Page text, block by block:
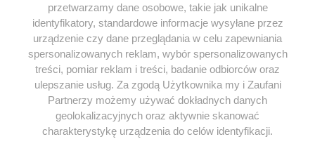
SPOŁECZNOŚĆ
WSPÓŁPRACA
KONTAKT
ODWIEDŹ RÓWNIEŻ:
przetwarzamy dane osobowe, takie jak unikalne
identyfikatory, standardowe informacje wysyłane przez
urządzenie czy dane przeglądania w celu zapewniania
spersonalizowanych reklam, wybór spersonalizowanych
treści, pomiar reklam i treści, badanie odbiorców oraz
ulepszanie usług. Za zgodą Użytkownika my i Zaufani
Partnerzy możemy używać dokładnych danych
geolokalizacyjnych oraz aktywnie skanować
charakterystykę urządzenia do celów identyfikacji.